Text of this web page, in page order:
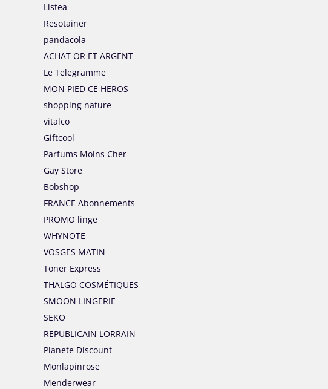
Listea
Resotainer
pandacola
ACHAT OR ET ARGENT
Le Telegramme
MON PIED CE HEROS
shopping nature
vitalco
Giftcool
Parfums Moins Cher
Gay Store
Bobshop
FRANCE Abonnements
PROMO linge
WHYNOTE
VOSGES MATIN
Toner Express
THALGO COSMÉTIQUES
SMOON LINGERIE
SEKO
REPUBLICAIN LORRAIN
Planete Discount
Monlapinrose
Menderwear